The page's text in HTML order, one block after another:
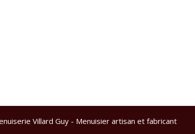
Villard Guy - Menuisier artisan et fabricant